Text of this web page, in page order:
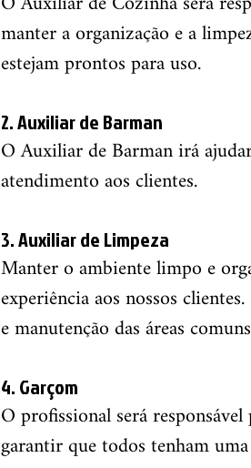
manter a organização e a
estejam prontos para uso.
2. Auxiliar de Barman
O Auxiliar de Barman irá
atendimento aos clientes.
3. Auxiliar de Limpeza
Manter o ambiente limpo e
experiência aos nossos
e manutenção das áreas
4. Garçom
O profissional será
garantir que todos tenham